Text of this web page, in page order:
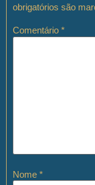
obrigatórios são
Comentário *
Nome *